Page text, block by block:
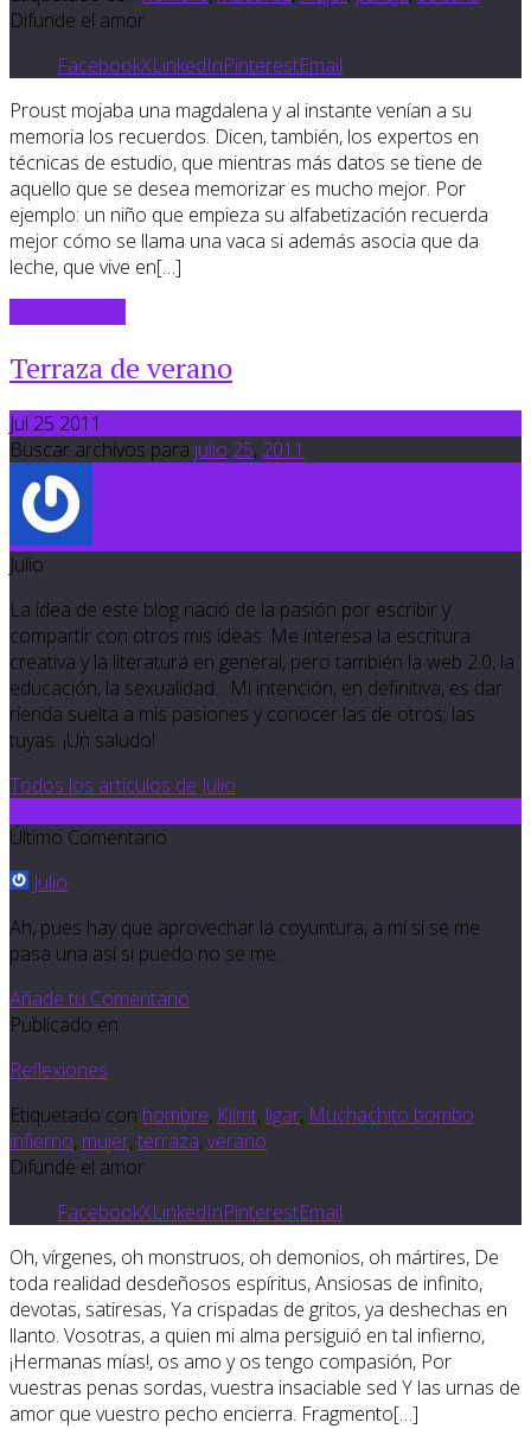
Difunde el amor
FacebookXLinkedInPinterestEmail
Proust mojaba una magdalena y al instante venían a su
memoria los recuerdos. Dicen, también, los expertos en
técnicas de estudio, que mientras más datos se tiene de
aquello que se desea memorizar es mucho mejor. Por
ejemplo: un niño que empieza su alfabetización recuerda
mejor cómo se llama una vaca si además asocia que da
leche, que vive en[…]
Terraza de verano
Jul 25 2011
Buscar archivos para julio 25, 2011
Julio
La idea de este blog nació de la pasión por escribir y
compartir con otros mis ideas. Me interesa la escritura
creativa y la literatura en general, pero también la web 2.0, la
educación, la sexualidad... Mi intención, en definitiva, es dar
rienda suelta a mis pasiones y conocer las de otros; las
tuyas. ¡Un saludo!
Todos los artículos de Julio
Último Comentario
Julio
Ah, pues hay que aprovechar la coyuntura, a mí si se me
pasa una así si puedo no se me…
Añade tu Comentario
Publicado en
Reflexiones
Etiquetado con hombre, Klimt, ligar, Muchachito bombo
infierno, mujer, terraza, verano
Difunde el amor
FacebookXLinkedInPinterestEmail
Oh, vírgenes, oh monstruos, oh demonios, oh mártires, De
toda realidad desdeñosos espíritus, Ansiosas de infinito,
devotas, satiresas, Ya crispadas de gritos, ya deshechas en
llanto. Vosotras, a quien mi alma persiguió en tal infierno,
¡Hermanas mías!, os amo y os tengo compasión, Por
vuestras penas sordas, vuestra insaciable sed Y las urnas de
amor que vuestro pecho encierra. Fragmento[…]